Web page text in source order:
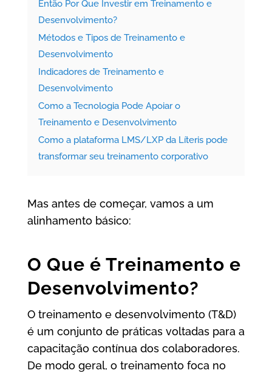
Então Por Que Investir em Treinamento e
Desenvolvimento?
Métodos e Tipos de Treinamento e
Desenvolvimento
Indicadores de Treinamento e
Desenvolvimento
Como a Tecnologia Pode Apoiar o
Treinamento e Desenvolvimento
Como a plataforma LMS/LXP da Líteris pode
transformar seu treinamento corporativo
Mas antes de começar, vamos a um
alinhamento básico:
O Que é Treinamento e
Desenvolvimento?
O treinamento e desenvolvimento (T&D)
é um conjunto de práticas voltadas para a
capacitação contínua dos colaboradores.
De modo geral, o treinamento foca no